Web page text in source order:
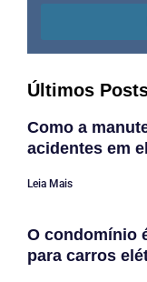
Últimos
Como a
acidentes em
Leia Mais
O condomínio
para carros